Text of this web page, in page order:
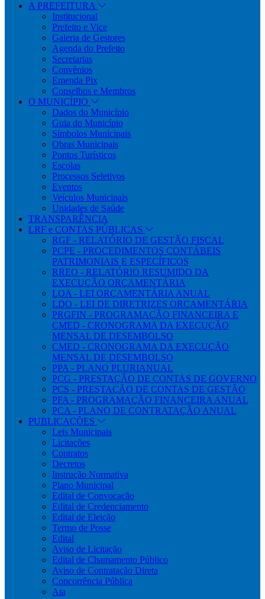
A PREFEITURA
Institucional
Prefeito e Vice
Galeria de Gestores
Agenda do Prefeito
Secretarias
Convênios
Emenda Pix
Conselhos e Membros
O MUNICÍPIO
Dados do Município
Guia do Município
Símbolos Municipais
Obras Municipais
Pontos Turísticos
Escolas
Processos Seletivos
Eventos
Veículos Municipais
Unidades de Saúde
TRANSPARÊNCIA
LRF e CONTAS PÚBLICAS
RGF - RELATÓRIO DE GESTÃO FISCAL
PCPE - PROCEDIMENTOS CONTÁBEIS
PATRIMONIAIS E ESPECÍFICOS
RREO - RELATÓRIO RESUMIDO DA
EXECUÇÃO ORÇAMENTÁRIA
LOA - LEI ORÇAMENTÁRIA ANUAL
LDO - LEI DE DIRETRIZES ORÇAMENTÁRIA
PRGFIN - PROGRAMAÇÃO FINANCEIRA E
CMED - CRONOGRAMA DA EXECUÇÃO
MENSAL DE DESEMBOLSO
CMED - CRONOGRAMA DA EXECUÇÃO
MENSAL DE DESEMBOLSO
PPA - PLANO PLURIANUAL
PCG - PRESTAÇÃO DE CONTAS DE GOVERNO
PCS - PRESTAÇÃO DE CONTAS DE GESTÃO
PFA - PROGRAMAÇÃO FINANCEIRA ANUAL
PCA - PLANO DE CONTRATAÇÃO ANUAL
PUBLICAÇÕES
Leis Municipais
Licitações
Contratos
Decretos
Instrução Normativa
Plano Municipal
Edital de Convocação
Edital de Credenciamento
Edital de Eleição
Termo de Posse
Edital
Aviso de Licitação
Edital de Chamamento Público
Aviso de Contratação Direta
Concorrência Pública
Ata